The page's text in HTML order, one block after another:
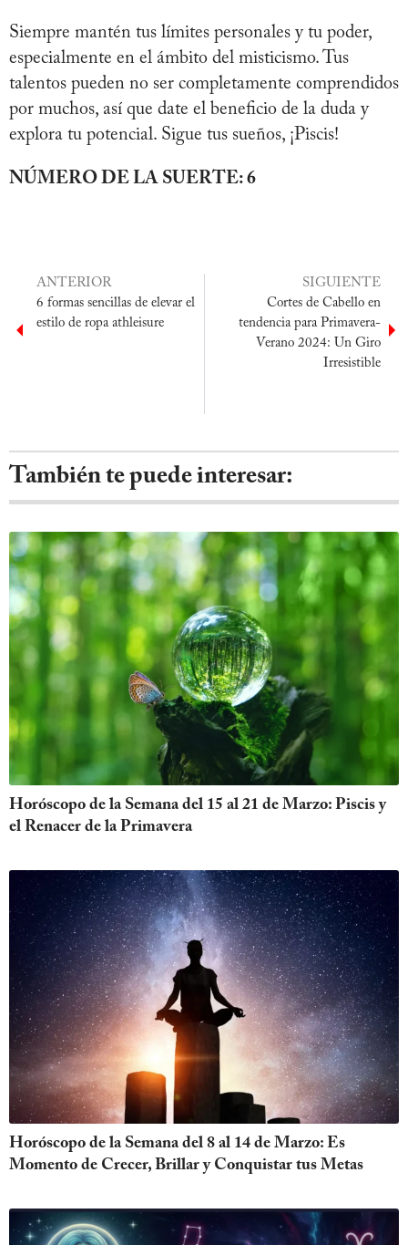
Siempre mantén tus límites personales y tu poder,
especialmente en el ámbito del misticismo. Tus
talentos pueden no ser completamente comprendidos
por muchos, así que date el beneficio de la duda y
explora tu potencial. Sigue tus sueños, ¡Piscis!
NÚMERO DE LA SUERTE: 6
ANTERIOR
6 formas sencillas de elevar el
estilo de ropa athleisure
SIGUIENTE
Cortes de Cabello en
tendencia para Primavera-
Verano 2024: Un Giro
Irresistible
También te puede interesar:
Horóscopo de la Semana del 15 al 21 de Marzo: Piscis y
el Renacer de la Primavera
Horóscopo de la Semana del 8 al 14 de Marzo: Es
Momento de Crecer, Brillar y Conquistar tus Metas